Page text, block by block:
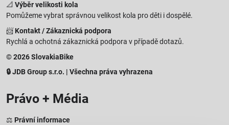
📐 Výběr velikosti kola
Pomůžeme vybrat správnou velikost kola pro děti i dospělé.
📨 Kontakt / Zákaznická podpora
Rychlá a ochotná zákaznická podpora v případě dotazů.
© 2026 SlovakiaBike
🔒 JDB Group s.r.o. | Všechna práva vyhrazena
Právo + Média
⚖️ Právní informace